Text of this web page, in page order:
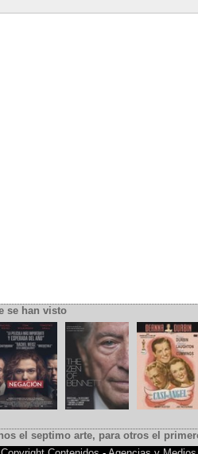
se han visto
el septimo arte, para otros el